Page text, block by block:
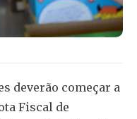
deverão começar a
Fiscal de